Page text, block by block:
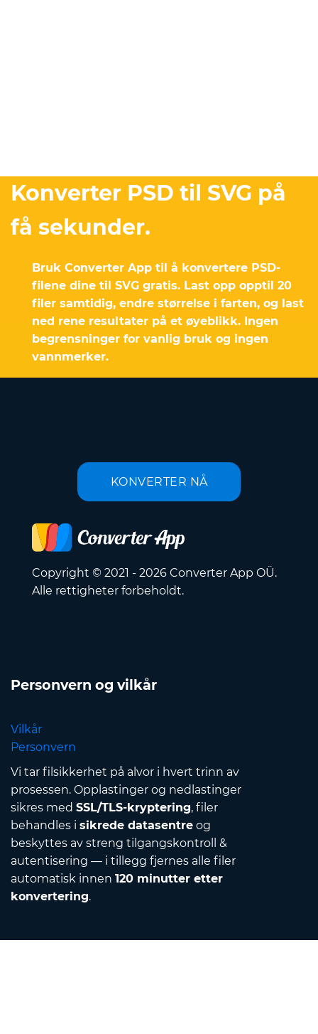
Konverter PSD til SVG på
få sekunder.
Bruk Converter App til å konvertere PSD-
filene dine til SVG gratis. Last opp opptil 20
filer samtidig, endre størrelse i farten, og last
ned rene resultater på et øyeblikk. Ingen
begrensninger for vanlig bruk og ingen
vannmerker.
KONVERTER NÅ
Copyright © 2021 - 2026 Converter App OÜ.
Alle rettigheter forbeholdt.
Personvern og vilkår
Vilkår
Personvern
Vi tar filsikkerhet på alvor i hvert trinn av
prosessen. Opplastinger og nedlastinger
sikres med SSL/TLS-kryptering, filer
behandles i sikrede datasentre og
beskyttes av streng tilgangskontroll &
autentisering — i tillegg fjernes alle filer
automatisk innen 120 minutter etter
konvertering.